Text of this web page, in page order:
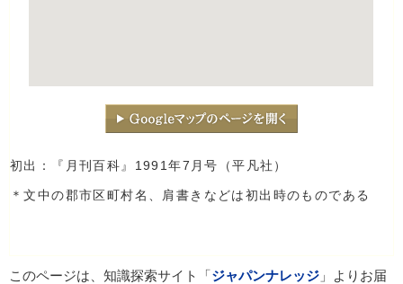
初出：『月刊百科』1991年7月号（平凡社）
＊文中の郡市区町村名、肩書きなどは初出時のものである
このページは、知識探索サイト「ジャパンナレッジ 」よりお届